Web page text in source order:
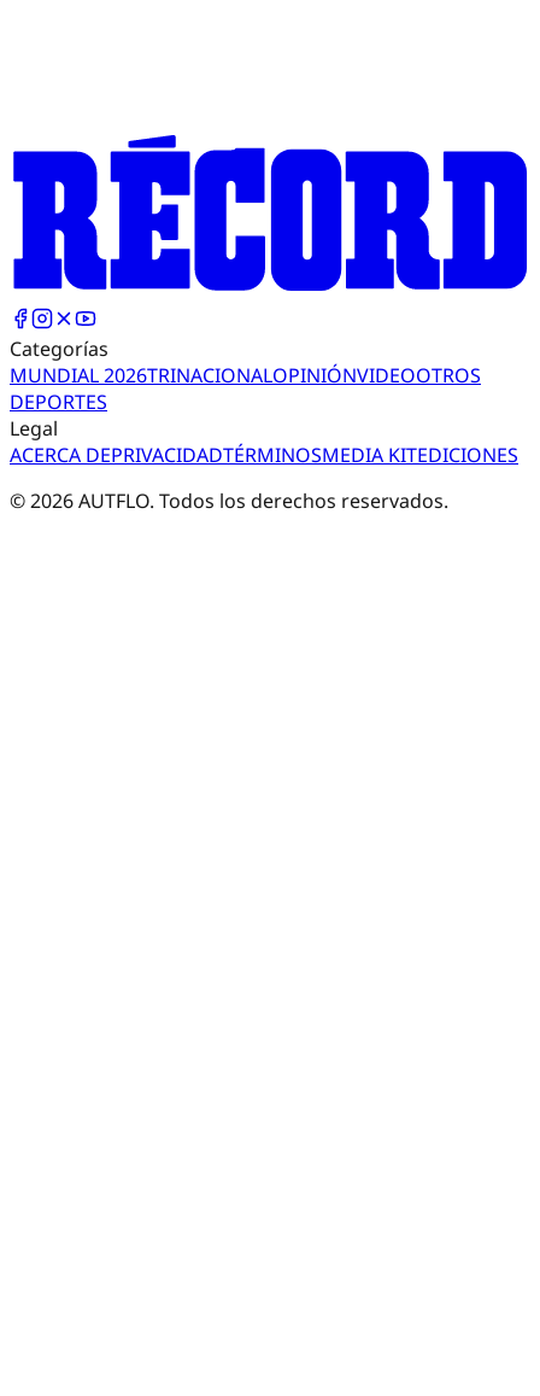
Categorías
MUNDIAL 2026TRINACIONALOPINIÓNVIDEOOTROS
DEPORTES
Legal
ACERCA DEPRIVACIDADTÉRMINOSMEDIA KITEDICIONES
©2026AUTFLO. Todos los derechos reservados.